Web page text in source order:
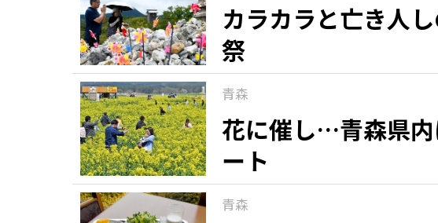
カラカラと亡き人
祭
青森
花に催し…青森県
ート
青森